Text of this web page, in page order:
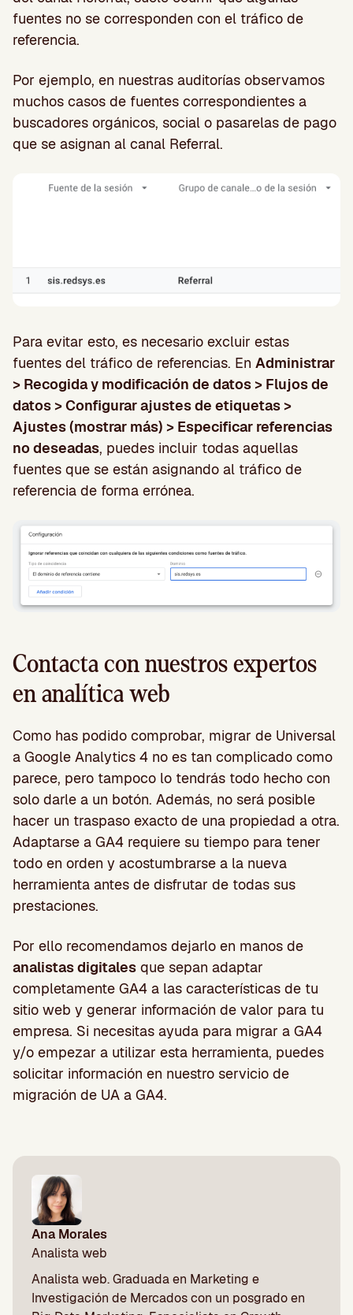
fuentes no se corresponden con el tráfico de
referencia.
Por ejemplo, en nuestras auditorías observamos
muchos casos de fuentes correspondientes a
buscadores orgánicos, social o pasarelas de pago
que se asignan al canal Referral.
Para evitar esto, es necesario excluir estas
fuentes del tráfico de referencias. En Administrar
> Recogida y modificación de datos > Flujos de
datos > Configurar ajustes de etiquetas >
Ajustes (mostrar más) > Especificar referencias
no deseadas, puedes incluir todas aquellas
fuentes que se están asignando al tráfico de
referencia de forma errónea.
Contacta con nuestros expertos
en analítica web
Como has podido comprobar, migrar de Universal
a Google Analytics 4 no es tan complicado como
parece, pero tampoco lo tendrás todo hecho con
solo darle a un botón. Además, no será posible
hacer un traspaso exacto de una propiedad a otra.
Adaptarse a GA4 requiere su tiempo para tener
todo en orden y acostumbrarse a la nueva
herramienta antes de disfrutar de todas sus
prestaciones.
Por ello recomendamos dejarlo en manos de
analistas digitales que sepan adaptar
completamente GA4 a las características de tu
sitio web y generar información de valor para tu
empresa. Si necesitas ayuda para migrar a GA4
y/o empezar a utilizar esta herramienta, puedes
solicitar información en nuestro servicio de
migración de UA a GA4.
Ana Morales
Analista web
Analista web. Graduada en Marketing e
Investigación de Mercados con un posgrado en